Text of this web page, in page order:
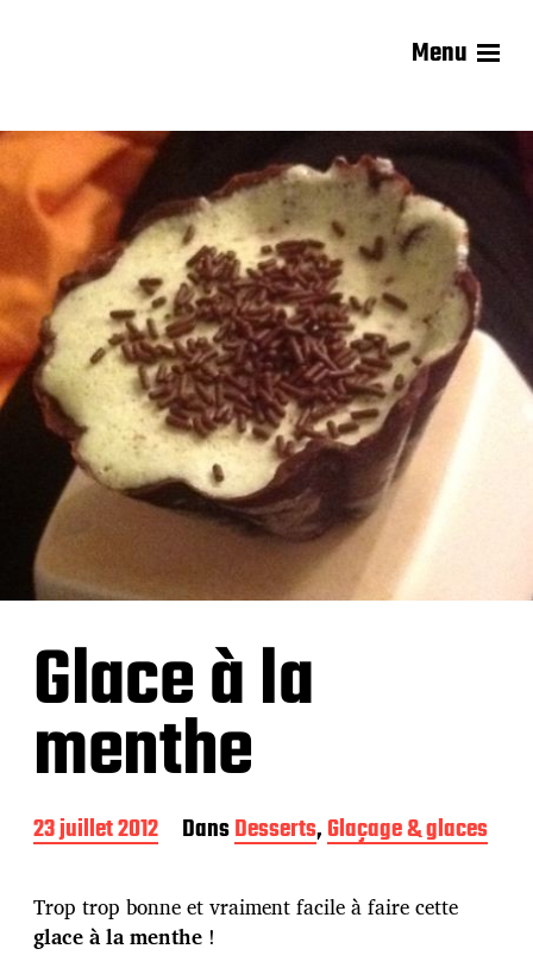
Menu
Glace à la
menthe
D
a
e
d
e
23 juillet 2012 DansDesserts,Glaçage & glaces
Trop trop bonne et vraiment facile à faire cette
glace à la menthe !